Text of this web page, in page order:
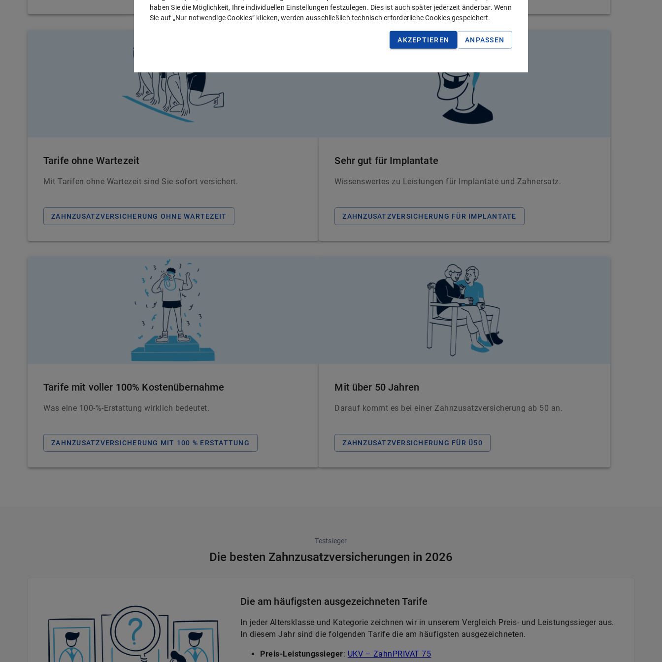
Tarife ohne Wartezeit
Mit Tarifen ohne Wartezeit sind Sie sofort versichert.
ZAHNZUSATZVERSICHERUNG OHNE WARTEZEIT
Sehr gut für Implantate
Wissenswertes zu Leistungen für Implantate und Zahnersatz.
ZAHNZUSATZVERSICHERUNG FÜR IMPLANTATE
Tarife mit voller 100% Kostenübernahme
Was eine 100-%-Erstattung wirklich bedeutet.
ZAHNZUSATZVERSICHERUNG MIT 100 % ERSTATTUNG
Mit über 50 Jahren
Darauf kommt es bei einer Zahnzusatzversicherung ab 50 an.
ZAHNZUSATZVERSICHERUNG FÜR Ü50
Testsieger
Die besten Zahnzusatzversicherungen in 2026
Die am häufigsten ausgezeichneten Tarife
In jeder Altersklasse und Kategorie zeichnen wir in unserem Vergleich Preis- und Leistungssieger aus.
In diesem Jahr sind die folgenden Tarife die am häufigsten ausgezeichneten.
Preis-Leistungssieger: UKV – ZahnPRIVAT 75
haben Sie die Möglichkeit, Ihre individuellen Einstellungen festzulegen. Dies ist auch später jederzeit änderbar. Wenn
Sie auf „Nur notwendige Cookies” klicken, werden ausschließlich technisch erforderliche Cookies gespeichert.
ANPASSEN
AKZEPTIEREN